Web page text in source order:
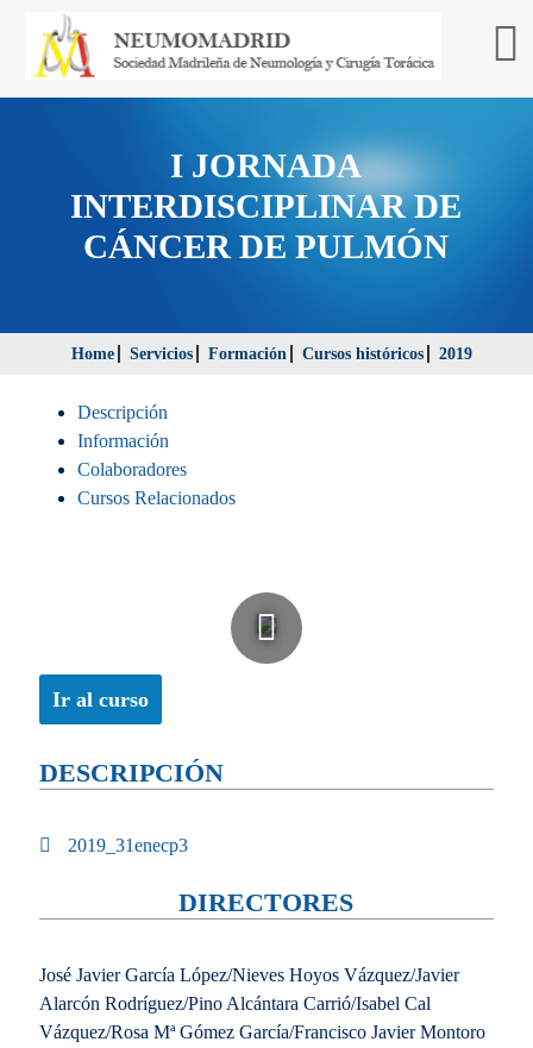
I JORNADA
INTERDISCIPLINAR DE
CÁNCER DE PULMÓN
Home Servicios Formación Cursos históricos 2019
Descripción
Información
Colaboradores
Cursos Relacionados
DESCRIPCIÓN
2019_31enecp3
DIRECTORES
José Javier García López/Nieves Hoyos Vázquez/Javier
Alarcón Rodríguez/Pino Alcántara Carrió/Isabel Cal
Vázquez/Rosa Mª Gómez García/Francisco Javier Montoro
Ir al curso